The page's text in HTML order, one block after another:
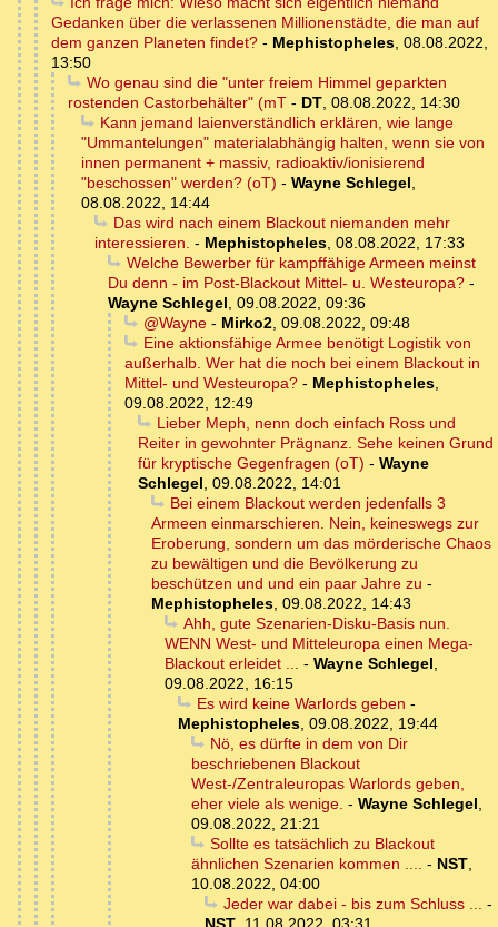
Gedanken über die verlassenen Millionenstädte, die man auf
dem ganzen Planeten findet? - Mephistopheles, 08.08.2022,
13:50
Wo genau sind die "unter freiem Himmel geparkten
rostenden Castorbehälter" (mT - DT, 08.08.2022, 14:30
Kann jemand laienverständlich erklären, wie lange
"Ummantelungen" materialabhängig halten, wenn sie von
innen permanent + massiv, radioaktiv/ionisierend
"beschossen" werden? (oT) - Wayne Schlegel,
08.08.2022, 14:44
Das wird nach einem Blackout niemanden mehr
interessieren. - Mephistopheles, 08.08.2022, 17:33
Welche Bewerber für kampffähige Armeen meinst
Du denn - im Post-Blackout Mittel- u. Westeuropa? -
Wayne Schlegel, 09.08.2022, 09:36
@Wayne- Mirko2, 09.08.2022, 09:48
Eine aktionsfähige Armee benötigt Logistik von
außerhalb. Wer hat die noch bei einem Blackout in
Mittel- und Westeuropa? - Mephistopheles,
09.08.2022, 12:49
Lieber Meph, nenn doch einfach Ross und
Reiter in gewohnter Prägnanz. Sehe keinen Grund
für kryptische Gegenfragen (oT) - Wayne
Schlegel, 09.08.2022, 14:01
Bei einem Blackout werden jedenfalls 3
Armeen einmarschieren. Nein, keineswegs zur
Eroberung, sondern um das mörderische Chaos
zu bewältigen und die Bevölkerung zu
beschützen und und ein paar Jahre zu -
Mephistopheles, 09.08.2022, 14:43
Ahh, gute Szenarien-Disku-Basis nun.
WENN West- und Mitteleuropa einen Mega-
Blackout erleidet ... - Wayne Schlegel,
09.08.2022, 16:15
Es wird keine Warlords geben -
Mephistopheles, 09.08.2022, 19:44
Nö, es dürfte in dem von Dir
beschriebenen Blackout
West-/Zentraleuropas Warlords geben,
eher viele als wenige. - Wayne Schlegel,
09.08.2022, 21:21
Sollte es tatsächlich zu Blackout
ähnlichen Szenarien kommen .... - NST,
10.08.2022, 04:00
Jeder war dabei - bis zum Schluss ... -